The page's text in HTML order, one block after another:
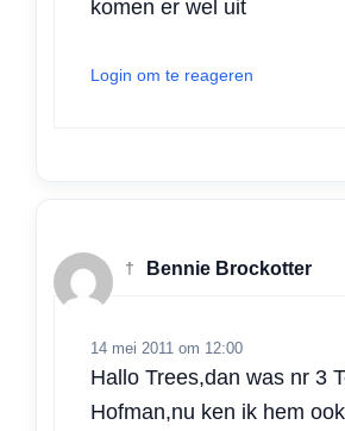
komen er wel uit
Login om te reageren
† Bennie Brockotter
14 mei 2011 om 12:00
Hallo Trees,dan was nr 3
Hofman,nu ken ik hem ook